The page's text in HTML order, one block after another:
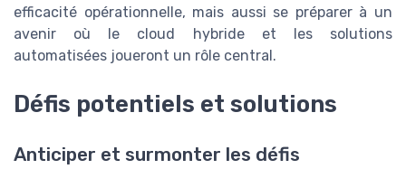
efficacité opérationnelle, mais aussi se préparer à un
avenir où le cloud hybride et les solutions
automatisées joueront un rôle central.
Défis potentiels et solutions
Anticiper et surmonter les défis